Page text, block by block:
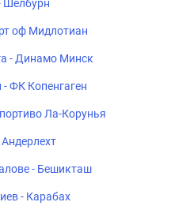
Шелбурн
оф Мидлотиан
- Динамо Минск
ФК Копенгаген
Ла-Корунья
- Бешикташ
- Карабах